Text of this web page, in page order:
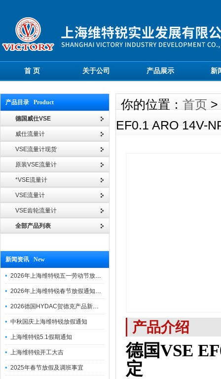
首 页 关于公司 产品展示 新
产品目录 Product
德国威仕VSE
威仕流量计
VSE流量计现货
原装VSE流量计
*VSE流量计
VSE流量计
VSE齿轮流量计
全部产品列表
新闻资讯 New
2026年上海维特锐五一劳动节放假通知
2026年上海维特锐春节放假通知及调班安排
2026德国HYDAC贺德克产品新到一批现货
中秋国庆上海维特锐放假通知
上海维特锐5.1假期通知
上海维特锐开工大吉
2025年春节放假及调班事宜
你的位置： 首页 >
EF0.1 ARO 14V-
产品介绍
德国VSE
定